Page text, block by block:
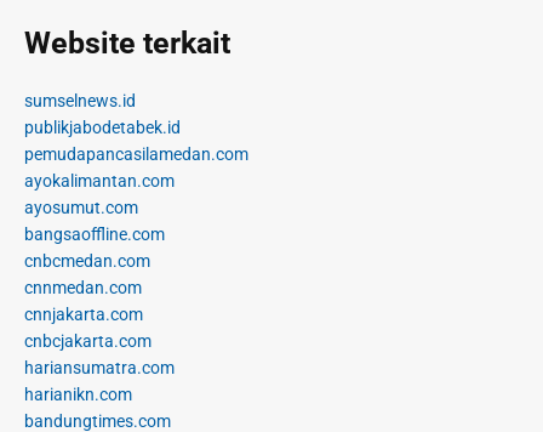
Website terkait
sumselnews.id
publikjabodetabek.id
pemudapancasilamedan.com
ayokalimantan.com
ayosumut.com
bangsaoffline.com
cnbcmedan.com
cnnmedan.com
cnnjakarta.com
cnbcjakarta.com
hariansumatra.com
harianikn.com
bandungtimes.com